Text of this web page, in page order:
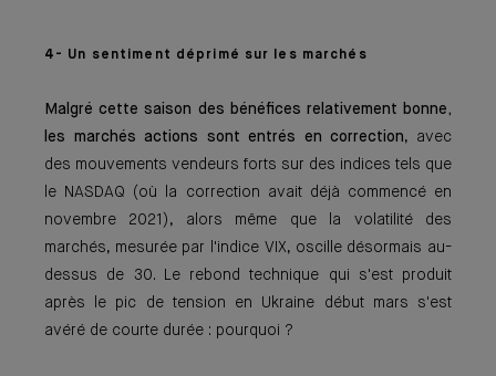
4- Un sentiment déprimé sur les marchés
Malgré cette saison des bénéfices relativement bonne,
les marchés actions sont entrés en correction, avec
des mouvements vendeurs forts sur des indices tels que
le NASDAQ (où la correction avait déjà commencé en
novembre 2021), alors même que la volatilité des
marchés, mesurée par l'indice VIX, oscille désormais au-
dessus de 30. Le rebond technique qui s'est produit
après le pic de tension en Ukraine début mars s'est
avéré de courte durée : pourquoi ?